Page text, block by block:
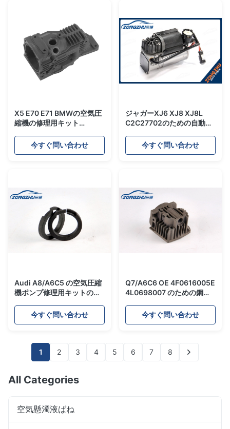
X5 E70 E71 BMWの空気圧
縮機の修理用キット
37206799419
37206859714
今すぐ問い合わせ
ジャガーXJ6 XJ8 XJ8L
C2C27702のための自動空
か月の保証の
今すぐ問い合わせ
Audi A8/A6C5 の空気圧縮
機ポンプ修理用キットのピ
4E0616005H 4E7616007
今すぐ問い合わせ
Q7/A6C6 OE 4F0616005E
4L0698007 のための鋼鉄
今すぐ問い合わせ
1 2 3 4 5 6 7 8
All Categories
空気懸濁液ばね